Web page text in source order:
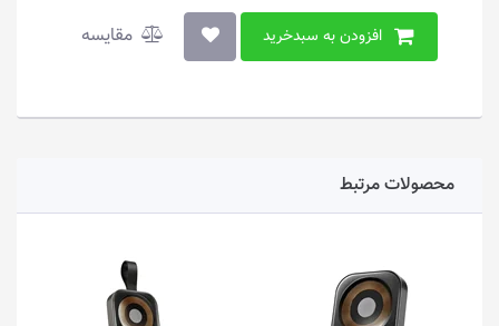
افزودن به سبدخرید مقایسه
محصولات مرتبط